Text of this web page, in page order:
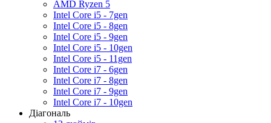
AMD Ryzen 5
Intel Core i5 - 7gen
Intel Core i5 - 8gen
Intel Core i5 - 9gen
Intel Core i5 - 10gen
Intel Core i5 - 11gen
Intel Core i7 - 6gen
Intel Core i7 - 8gen
Intel Core i7 - 9gen
Intel Core i7 - 10gen
Діагональ